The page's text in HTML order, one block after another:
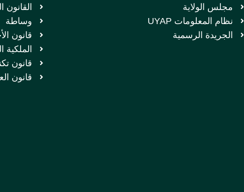
مجلس الولاية
نظام المعلومات UYAP
الجريدة الرسمية
القانون
وساطة
قانون
الملكية
قانون
قانون